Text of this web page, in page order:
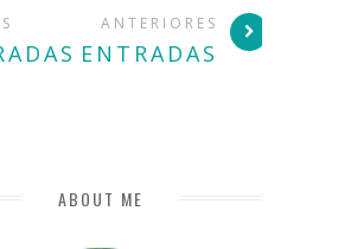
ANTERIORES
ENTRADAS
ABOUT ME